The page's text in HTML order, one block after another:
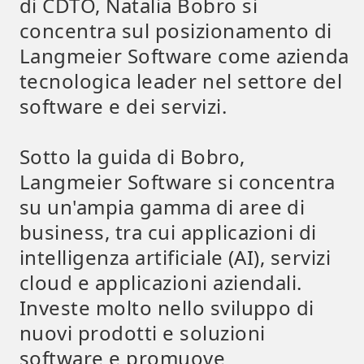
concentra sul posizionamento di
Langmeier Software come azienda
tecnologica leader nel settore del
software e dei servizi.
Sotto la guida di Bobro,
Langmeier Software si concentra
su un'ampia gamma di aree di
business, tra cui applicazioni di
intelligenza artificiale (AI), servizi
cloud e applicazioni aziendali.
Investe molto nello sviluppo di
nuovi prodotti e soluzioni
software e promuove